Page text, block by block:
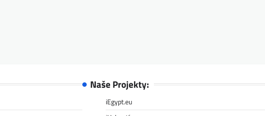
Naše Projekty:
iEgypt.eu